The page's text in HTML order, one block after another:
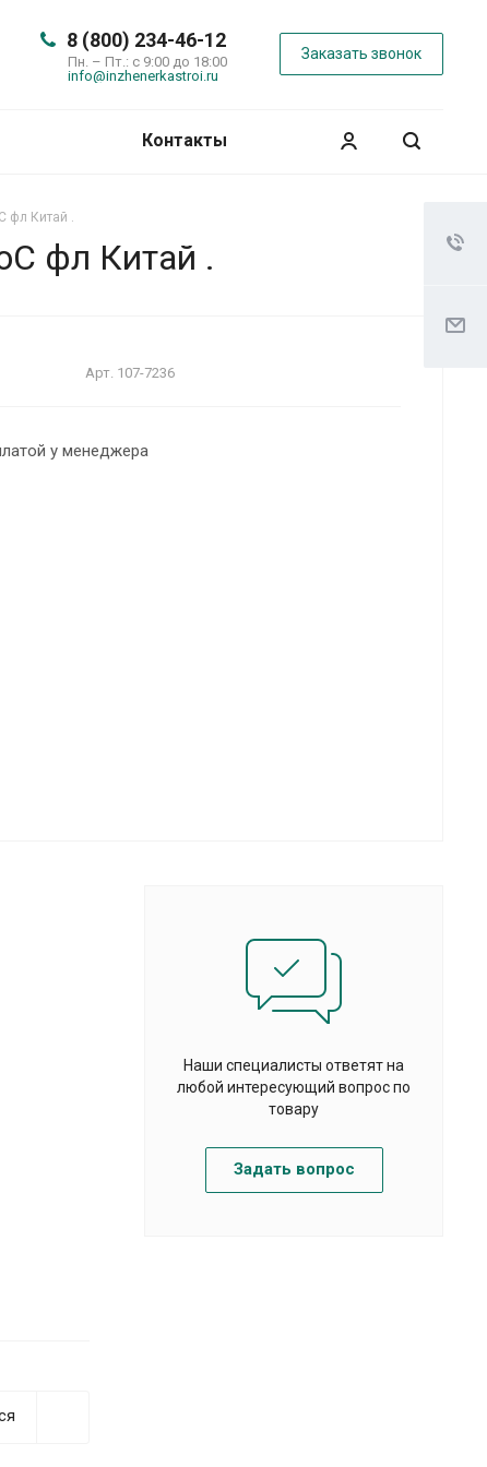
8 (800) 234-46-12
Пн. – Пт.: с 9:00 до 18:00
info@inzhenerkastroi.ru
Заказать звонок
Контакты
фл Китай .
фл Китай .
Арт. 107-7236
у менеджера
Наши специалисты ответят на
любой интересующий вопрос по
товару
Задать вопрос